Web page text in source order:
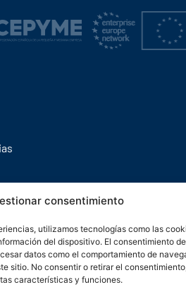
consentimiento
utilizamos tecnologías como las
del dispositivo. El consentimiento
datos como el comportamiento de
sitio. No consentir o retirar el
características y funciones.